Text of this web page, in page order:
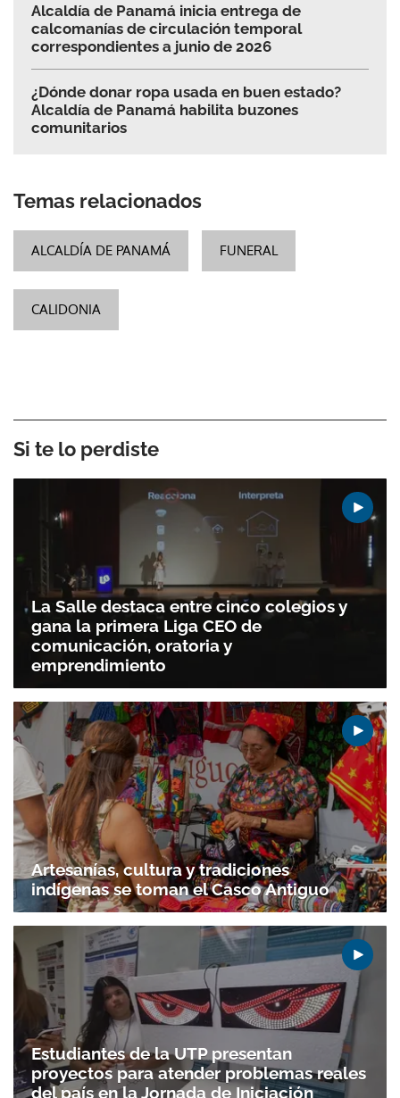
Alcaldía de Panamá inicia entrega de
calcomanías de circulación temporal
correspondientes a junio de 2026
¿Dónde donar ropa usada en buen estado?
Alcaldía de Panamá habilita buzones
comunitarios
Temas relacionados
ALCALDÍA DE PANAMÁ FUNERAL
CALIDONIA
Si te lo perdiste
La Salle destaca entre cinco colegios y
gana la primera Liga CEO de
comunicación, oratoria y
emprendimiento
Artesanías, cultura y tradiciones
indígenas se toman el Casco Antiguo
Estudiantes de la UTP presentan
proyectos para atender problemas reales
del país en la Jornada de Iniciación